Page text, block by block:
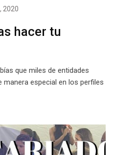
2020
hacer tu
que miles de entidades
manera especial en los perfiles